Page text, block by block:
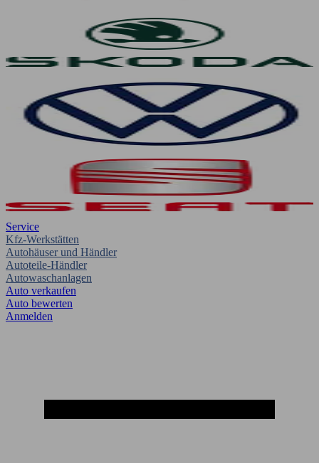
Service
Kfz-Werkstätten
Autohäuser und Händler
Autoteile-Händler
Autowaschanlagen
Auto verkaufen
Auto bewerten
Anmelden